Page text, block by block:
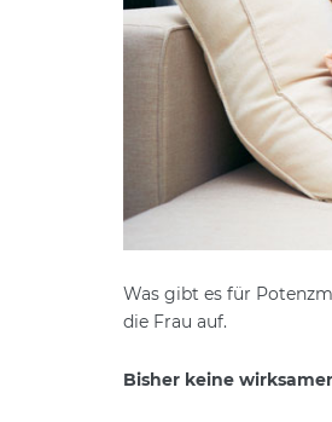
Was gibt es für
die Frau auf.
Bisher keine